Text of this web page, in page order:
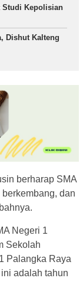
Studi Kepolisian
Dishut Kalteng
berharap SMA
dan
Negeri 1
Sekolah
Palangka Raya
adalah tahun